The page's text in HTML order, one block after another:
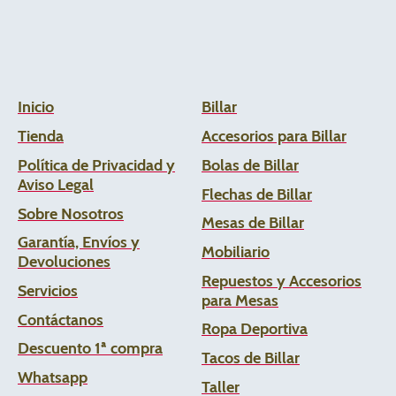
Inicio
Tienda
Política de Privacidad y
Aviso Legal
Sobre Nosotros
Garantía, Envíos y
Devoluciones
Servicios
Contáctanos
Descuento 1ª compra
Whatsapp
Billar
Accesorios para Billar
Bolas de Billar
Flechas de Billar
Mesas de Billar
Mobiliario
Repuestos y Accesorios
para Mesas
Ropa Deportiva
Tacos de Billar
Taller